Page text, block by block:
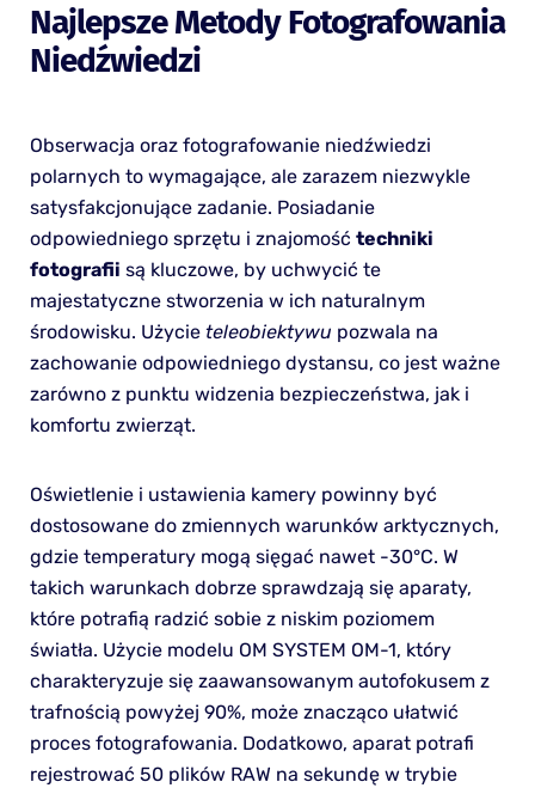
Najlepsze Metody Fotografowania
Niedźwiedzi
Obserwacja oraz fotografowanie niedźwiedzi
polarnych to wymagające, ale zarazem niezwykle
satysfakcjonujące zadanie. Posiadanie
odpowiedniego sprzętu i znajomość techniki
fotografii są kluczowe, by uchwycić te
majestatyczne stworzenia w ich naturalnym
środowisku. Użycie teleobiektywu pozwala na
zachowanie odpowiedniego dystansu, co jest ważne
zarówno z punktu widzenia bezpieczeństwa, jak i
komfortu zwierząt.
Oświetlenie i ustawienia kamery powinny być
dostosowane do zmiennych warunków arktycznych,
gdzie temperatury mogą sięgać nawet -30°C. W
takich warunkach dobrze sprawdzają się aparaty,
które potrafią radzić sobie z niskim poziomem
światła. Użycie modelu OM SYSTEM OM-1, który
charakteryzuje się zaawansowanym autofokusem z
trafnością powyżej 90%, może znacząco ułatwić
proces fotografowania. Dodatkowo, aparat potrafi
rejestrować 50 plików RAW na sekundę w trybie